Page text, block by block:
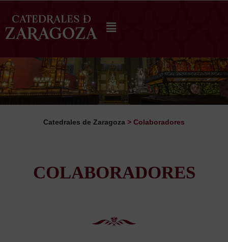
Catedrales de Zaragoza > Colaboradores
COLABORADORES